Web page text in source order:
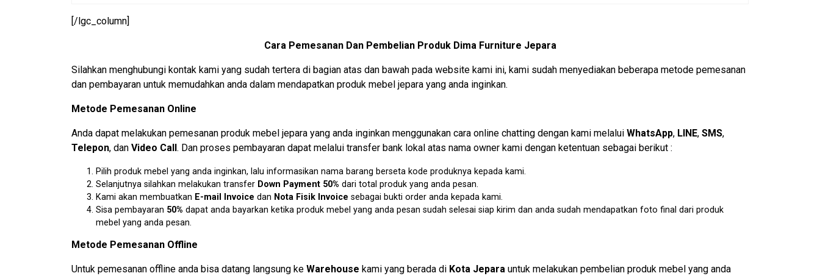
[/lgc_column]
Cara Pemesanan Dan Pembelian Produk Dima Furniture Jepara
Silahkan menghubungi kontak kami yang sudah tertera di bagian atas dan bawah pada website kami ini, kami sudah menyediakan beberapa metode pemesanan
dan pembayaran untuk memudahkan anda dalam mendapatkan produk mebel jepara yang anda inginkan.
Metode Pemesanan Online
Anda dapat melakukan pemesanan produk mebel jepara yang anda inginkan menggunakan cara online chatting dengan kami melalui WhatsApp, LINE, SMS,
Telepon, dan Video Call. Dan proses pembayaran dapat melalui transfer bank lokal atas nama owner kami dengan ketentuan sebagai berikut :
Pilih produk mebel yang anda inginkan, lalu informasikan nama barang berseta kode produknya kepada kami.
Selanjutnya silahkan melakukan transfer Down Payment 50% dari total produk yang anda pesan.
Kami akan membuatkan E-mail Invoice dan Nota Fisik Invoice sebagai bukti order anda kepada kami.
Sisa pembayaran 50% dapat anda bayarkan ketika produk mebel yang anda pesan sudah selesai siap kirim dan anda sudah mendapatkan foto final dari produk
mebel yang anda pesan.
Metode Pemesanan Offline
Untuk pemesanan offline anda bisa datang langsung ke Warehouse kami yang berada di Kota Jepara untuk melakukan pembelian produk mebel yang anda